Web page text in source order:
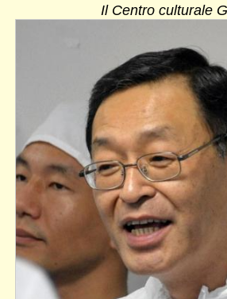
Il Centro culturale